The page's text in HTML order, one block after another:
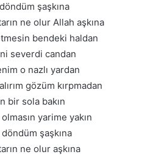
şaşkına
ne olur Allah aşkına
bendeki haldan
severdi candan
o nazlı yardan
gözüm kırpmadan
bir sola bakın
yarime yakın
şaşkına
ne olur aşkına